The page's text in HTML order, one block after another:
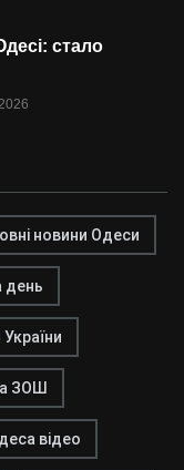
стало
новини Одеси
день
ЗОШ
відео